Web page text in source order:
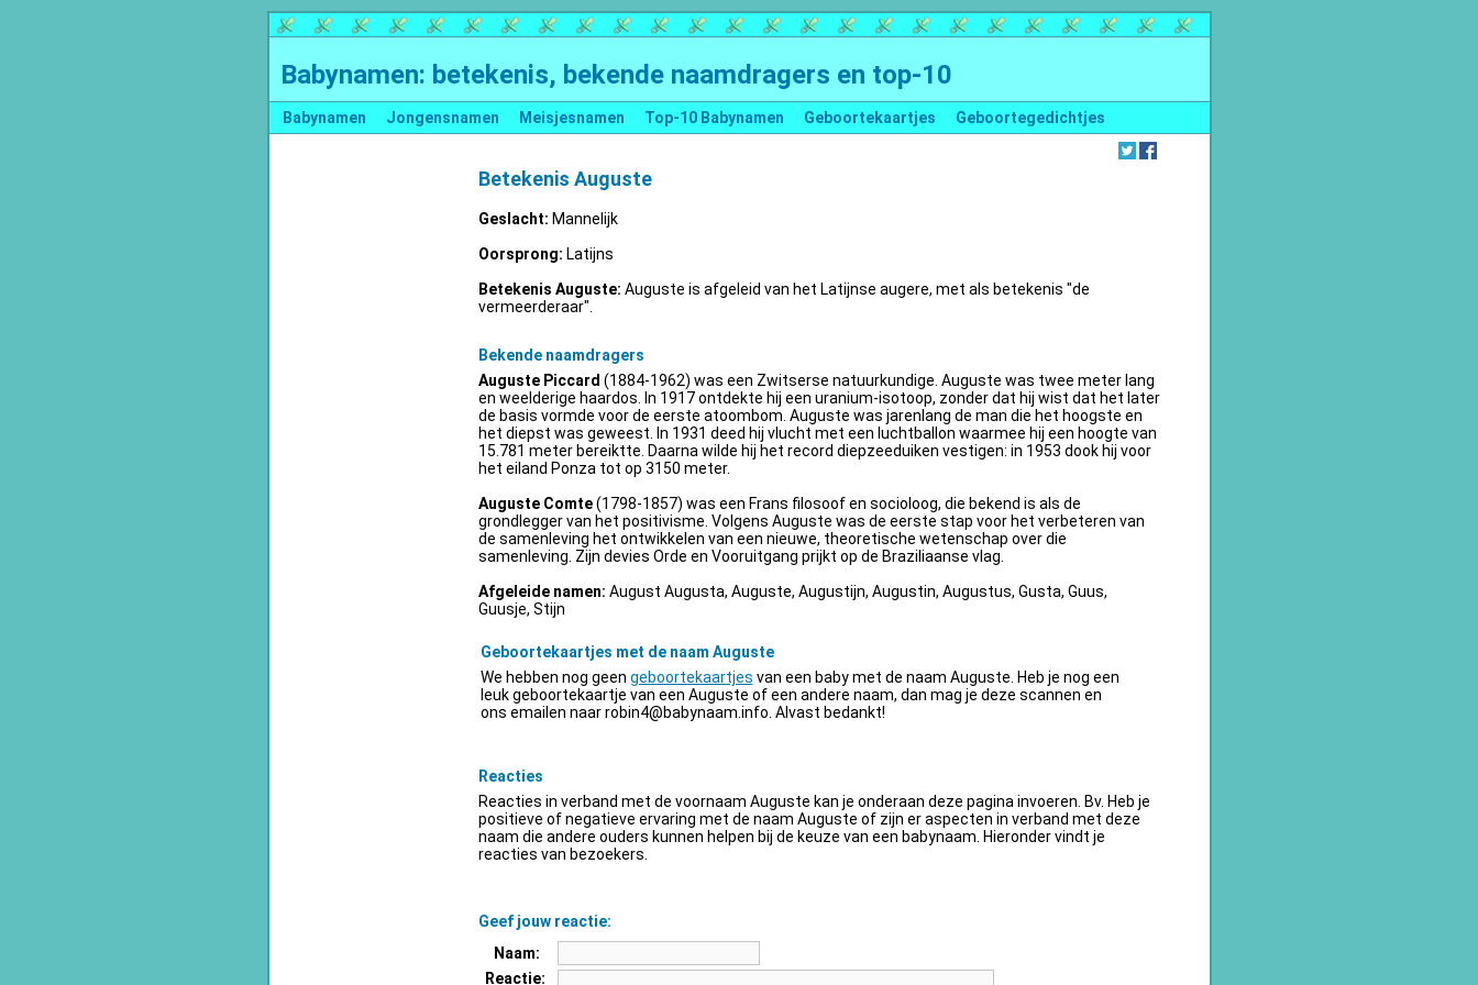
Babynamen: betekenis, bekende naamdragers en top-10
Babynamen Jongensnamen Meisjesnamen Top-10 Babynamen Geboortekaartjes Geboortegedichtjes
Betekenis Auguste
Geslacht: Mannelijk
Oorsprong: Latijns
Betekenis Auguste: Auguste is afgeleid van het Latijnse augere, met als betekenis "de
vermeerderaar".
Bekende naamdragers
Auguste Piccard (1884-1962) was een Zwitserse natuurkundige. Auguste was twee meter lang
en weelderige haardos. In 1917 ontdekte hij een uranium-isotoop, zonder dat hij wist dat het later
de basis vormde voor de eerste atoombom. Auguste was jarenlang de man die het hoogste en
het diepst was geweest. In 1931 deed hij vlucht met een luchtballon waarmee hij een hoogte van
15.781 meter bereiktte. Daarna wilde hij het record diepzeeduiken vestigen: in 1953 dook hij voor
het eiland Ponza tot op 3150 meter.
Auguste Comte(1798-1857) was een Frans filosoof en socioloog, die bekend is als de
grondlegger van het positivisme. Volgens Auguste was de eerste stap voor het verbeteren van
de samenleving het ontwikkelen van een nieuwe, theoretische wetenschap over die
samenleving. Zijn devies Orde en Vooruitgang prijkt op de Braziliaanse vlag.
Afgeleide namen: August Augusta, Auguste, Augustijn, Augustin, Augustus, Gusta, Guus,
Guusje, Stijn
Geboortekaartjes met de naam Auguste
We hebben nog geen geboortekaartjes van een baby met de naam Auguste. Heb je nog een
leuk geboortekaartje van een Auguste of een andere naam, dan mag je deze scannen en
ons emailen naarrobin4@babynaam.info . Alvast bedankt!
Reacties
Reacties in verband met de voornaam Auguste kan je onderaan deze pagina invoeren. Bv. Heb je
positieve of negatieve ervaring met de naam Auguste of zijn er aspecten in verband met deze
naam die andere ouders kunnen helpen bij de keuze van een babynaam. Hieronder vindt je
reacties van bezoekers.
Geef jouw reactie:
Naam:
Reactie: